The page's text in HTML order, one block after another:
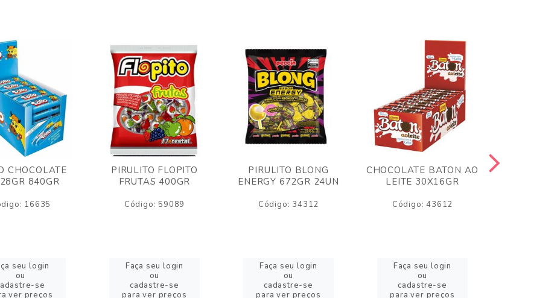
CHOCOLATE
840GR
16635
seu login
ou
se
ver preços
PIRULITO FLOPITO
FRUTAS 400GR
Código: 59089
Faça seu login
ou
cadastre-se
para ver preços
PIRULITO BLONG
ENERGY 672GR 24UN
Código: 34312
Faça seu login
ou
cadastre-se
para ver preços
CHOCOLATE BATON AO
LEITE 30X16GR
Código: 43612
Faça seu login
ou
cadastre-se
para ver preços